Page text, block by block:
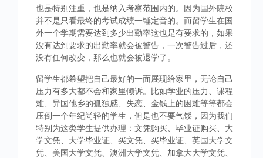
也是特别注重，也是纳入考察范围内的。因为国外院校
并不是只看最终的考试成绩一锤定音的。而留学生在国
外一个学期需要达到多少出勤率这也是有要求的，如果
没有达到要求的出勤率就会被警告，一次警告过后，还
没有任何改变，那么也就会被退学了。
留学生都希望把自己最好的一面展现给家里，无论自己
压力有多大都不会和家里倾诉。比如学业的压力、课程
难、异国他乡的孤独感、失恋、金钱上的困难等等都会
压倒一个年纪尚轻的学生，但是也不要气馁，因为我们
特别为这类学生提供办理：文凭购买、毕业证购买、大
学文凭、大学毕业证、买文凭、买毕业证、英国大学文
凭、美国大学文凭、澳洲大学文凭、加拿大大学文凭、